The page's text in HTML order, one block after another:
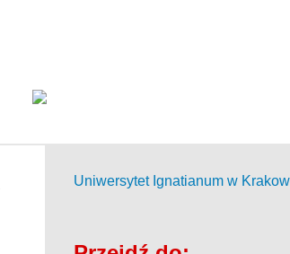
Uniwersytet Ignatianum w